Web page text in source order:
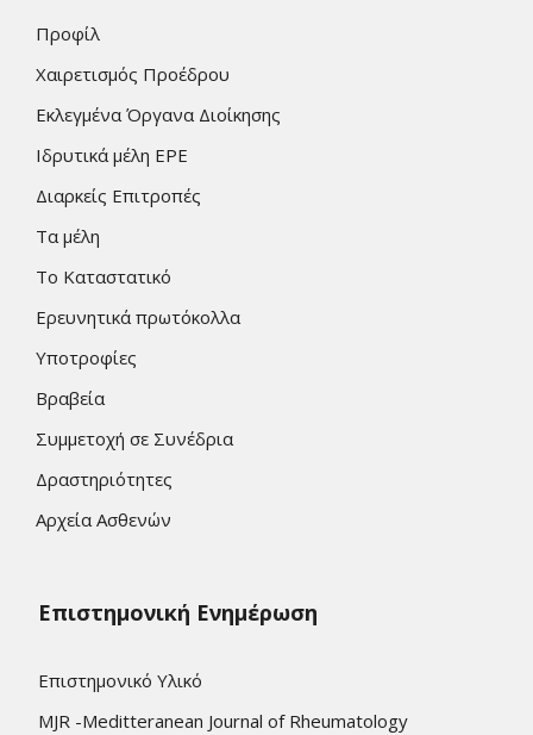
Προφίλ
Χαιρετισμός Προέδρου
Εκλεγμένα Όργανα Διοίκησης
Ιδρυτικά μέλη ΕΡΕ
Διαρκείς Επιτροπές
Τα μέλη
Το Καταστατικό
Ερευνητικά πρωτόκολλα
Υποτροφίες
Βραβεία
Συμμετοχή σε Συνέδρια
Δραστηριότητες
Αρχεία Ασθενών
Επιστημονική Ενημέρωση
Επιστημονικό Υλικό
MJR -Meditteranean Journal of Rheumatology